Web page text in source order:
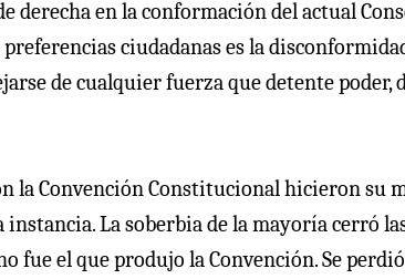
derecha en la conformación del actual
ciudadanas es la
de cualquier fuerza que detente poder,
la Convención Constitucional hicieron su
La soberbia de la mayoría cerró
fue el que produjo la Convención. Se